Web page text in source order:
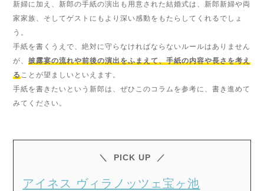
新婦に加え、新郎の手紙の演出も用意された結婚式は、新郎新婦や両
家家族、そしてゲストにもより深い感動をもたらしてくれるでしょ
う。
手紙を書くうえで、絶対に守らなければならないルールはありません
が、披露宴の流れや前後の演出をふまえて、手紙の内容や長さを考え
ることが望ましいといえます。
手紙を書きたいという新郎は、ぜひこのコラムを参考に、書き進めて
みてください。
PICK UP
アイネス ヴィラノッツェ宝ヶ池